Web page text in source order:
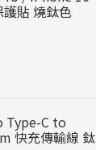
貼 燒鈦色
Type-C to
快充傳輸線 鈦